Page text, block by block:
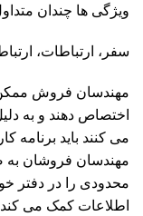
ویژگی ها چندان
سفر، ارتباطات،
اختصاص دهند و به
می کنند باید برنامه
مهندسان فروشان به
محدودی را در دفتر
اطلاعات کمک می کند